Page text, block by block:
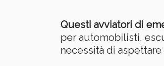
Questi avviatori di
per automobilisti,
necessità di aspettare